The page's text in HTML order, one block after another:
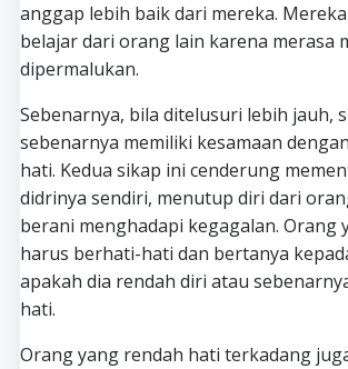
anggap lebih baik dari mereka.
belajar dari orang lain karena merasa
dipermalukan.
Sebenarnya, bila ditelusuri lebih jauh,
sebenarnya memiliki kesamaan
hati. Kedua sikap ini cenderung
didrinya sendiri, menutup diri dari
berani menghadapi kegagalan. Orang
harus berhati-hati dan bertanya
apakah dia rendah diri atau
hati.
Orang yang rendah hati terkadang